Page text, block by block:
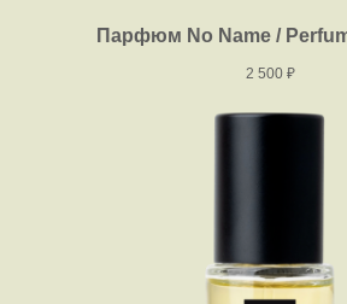
Парфюм No Name /
2 500 ₽